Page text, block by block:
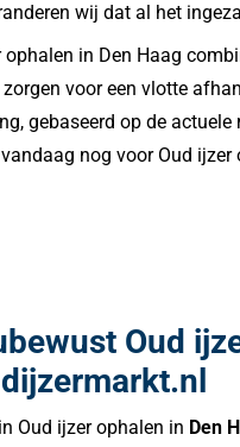
wij dat al het
ophalen in Den Haag
voor een vlotte
gebaseerd op de
nog voor Oud
Oud
Oud ijzer ophalen in Den